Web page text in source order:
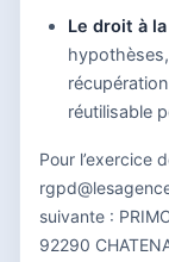
Le droit à
réutilisable
Pour l’exercice
suivante :
92290